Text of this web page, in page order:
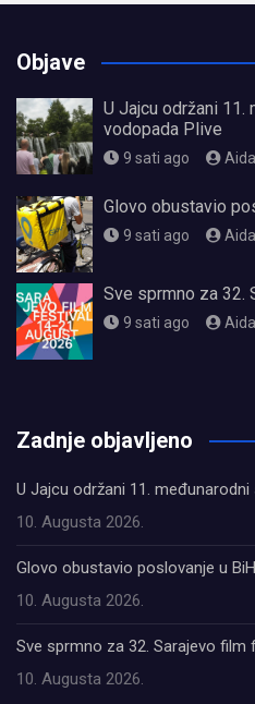
Objave
U Jajcu održani
vodopada Plive
9 sati ago
Glovo obustavio
9 sati ago
Sve sprmno za 32.
9 sati ago
Zadnje objavljeno
U Jajcu održani 11.
10. Augusta 2026.
Glovo obustavio poslovanje u BiH
10. Augusta 2026.
Sve sprmno za 32. Sarajevo film
10. Augusta 2026.